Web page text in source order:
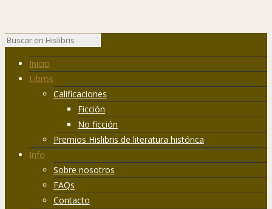
Inicio
Libros
Calificaciones
Ficción
No ficción
Premios Hislibris de literatura histórica
Info
Sobre nosotros
FAQs
Contacto